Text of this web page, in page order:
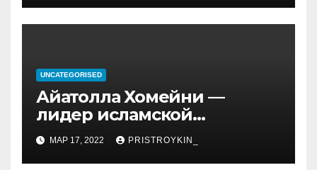
UNCATEGORISED
Айатолла Хомейни —
лидер исламской
революции, его биография
и идеология, роль в
МАР 17, 2022 PRISTROYKIN_